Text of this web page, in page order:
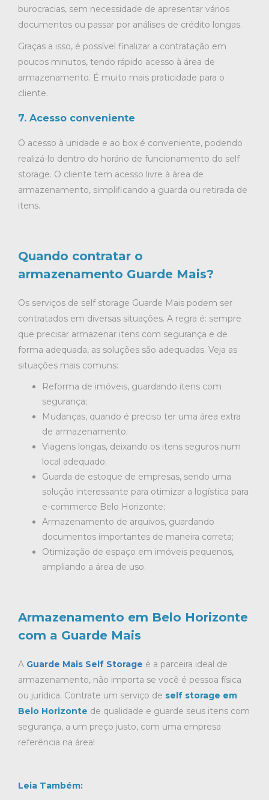
burocracias, sem necessidade de apresentar vários
documentos ou passar por análises de crédito longas.
Graças a isso, é possível finalizar a contratação em
poucos minutos, tendo rápido acesso à área de
armazenamento. É muito mais praticidade para o
cliente.
7. Acesso conveniente
O acesso à unidade e ao box é conveniente, podendo
realizá-lo dentro do horário de funcionamento do self
storage. O cliente tem acesso livre à área de
armazenamento, simplificando a guarda ou retirada de
itens.
Quando contratar o
armazenamento Guarde Mais?
Os serviços de self storage Guarde Mais podem ser
contratados em diversas situações. A regra é: sempre
que precisar armazenar itens com segurança e de
forma adequada, as soluções são adequadas. Veja as
situações mais comuns:
Reforma de imóveis, guardando itens com
segurança;
Mudanças, quando é preciso ter uma área extra
de armazenamento;
Viagens longas, deixando os itens seguros num
local adequado;
Guarda de estoque de empresas, sendo uma
solução interessante para otimizar a logística para
e-commerce Belo Horizonte;
Armazenamento de arquivos, guardando
documentos importantes de maneira correta;
Otimização de espaço em imóveis pequenos,
ampliando a área de uso.
Armazenamento em Belo Horizonte
com a Guarde Mais
A Guarde Mais Self Storage é a parceira ideal de
armazenamento, não importa se você é pessoa física
ou jurídica. Contrate um serviço de self storage em
Belo Horizonte de qualidade e guarde seus itens com
segurança, a um preço justo, com uma empresa
referência na área!
Leia Também: